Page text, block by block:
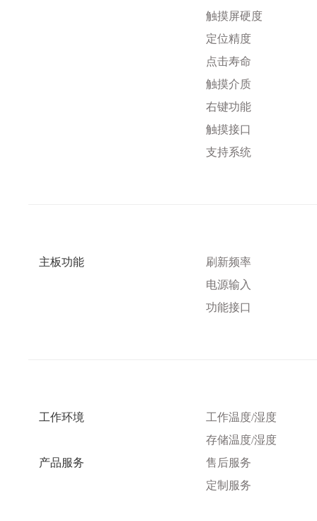
触摸屏硬度
定位精度
点击寿命
触摸介质
右键功能
触摸接口
支持系统
主板功能
刷新频率
电源输入
功能接口
工作环境 工作温度/湿度
存储温度/湿度
产品服务
售后服务
定制服务